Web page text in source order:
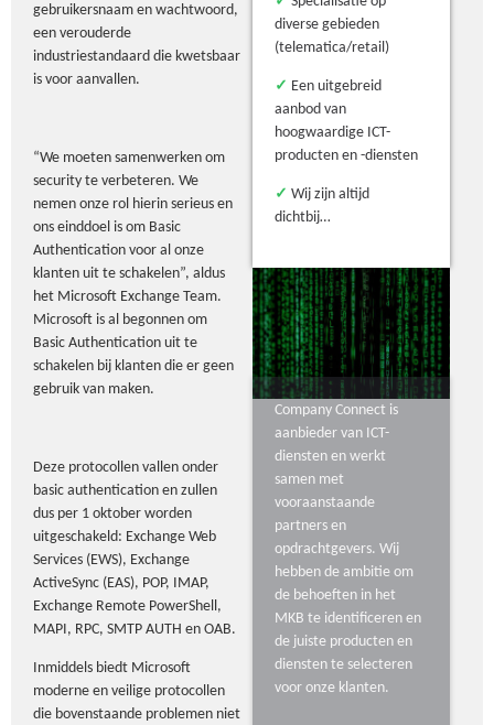
gebruikersnaam en wachtwoord,
een verouderde
industriestandaard die kwetsbaar
is voor aanvallen.
“We moeten samenwerken om
security te verbeteren. We
nemen onze rol hierin serieus en
ons einddoel is om Basic
Authentication voor al onze
klanten uit te schakelen”, aldus
het Microsoft Exchange Team.
Microsoft is al begonnen om
Basic Authentication uit te
schakelen bij klanten die er geen
gebruik van maken.
Deze protocollen vallen onder
basic authentication en zullen
dus per 1 oktober worden
uitgeschakeld: Exchange Web
Services (EWS), Exchange
ActiveSync (EAS), POP, IMAP,
Exchange Remote PowerShell,
MAPI, RPC, SMTP AUTH en OAB.
Inmiddels biedt Microsoft
moderne en veilige protocollen
die bovenstaande problemen niet
diverse gebieden
(telematica/retail)
✓ Een uitgebreid
aanbod van
hoogwaardige ICT-
producten en -diensten
✓ Wij zijn altijd
dichtbij…
Company Connect is
aanbieder van ICT-
diensten en werkt
samen met
vooraanstaande
partners en
opdrachtgevers. Wij
hebben de ambitie om
de behoeften in het
MKB te identificeren en
de juiste producten en
diensten te selecteren
voor onze klanten.